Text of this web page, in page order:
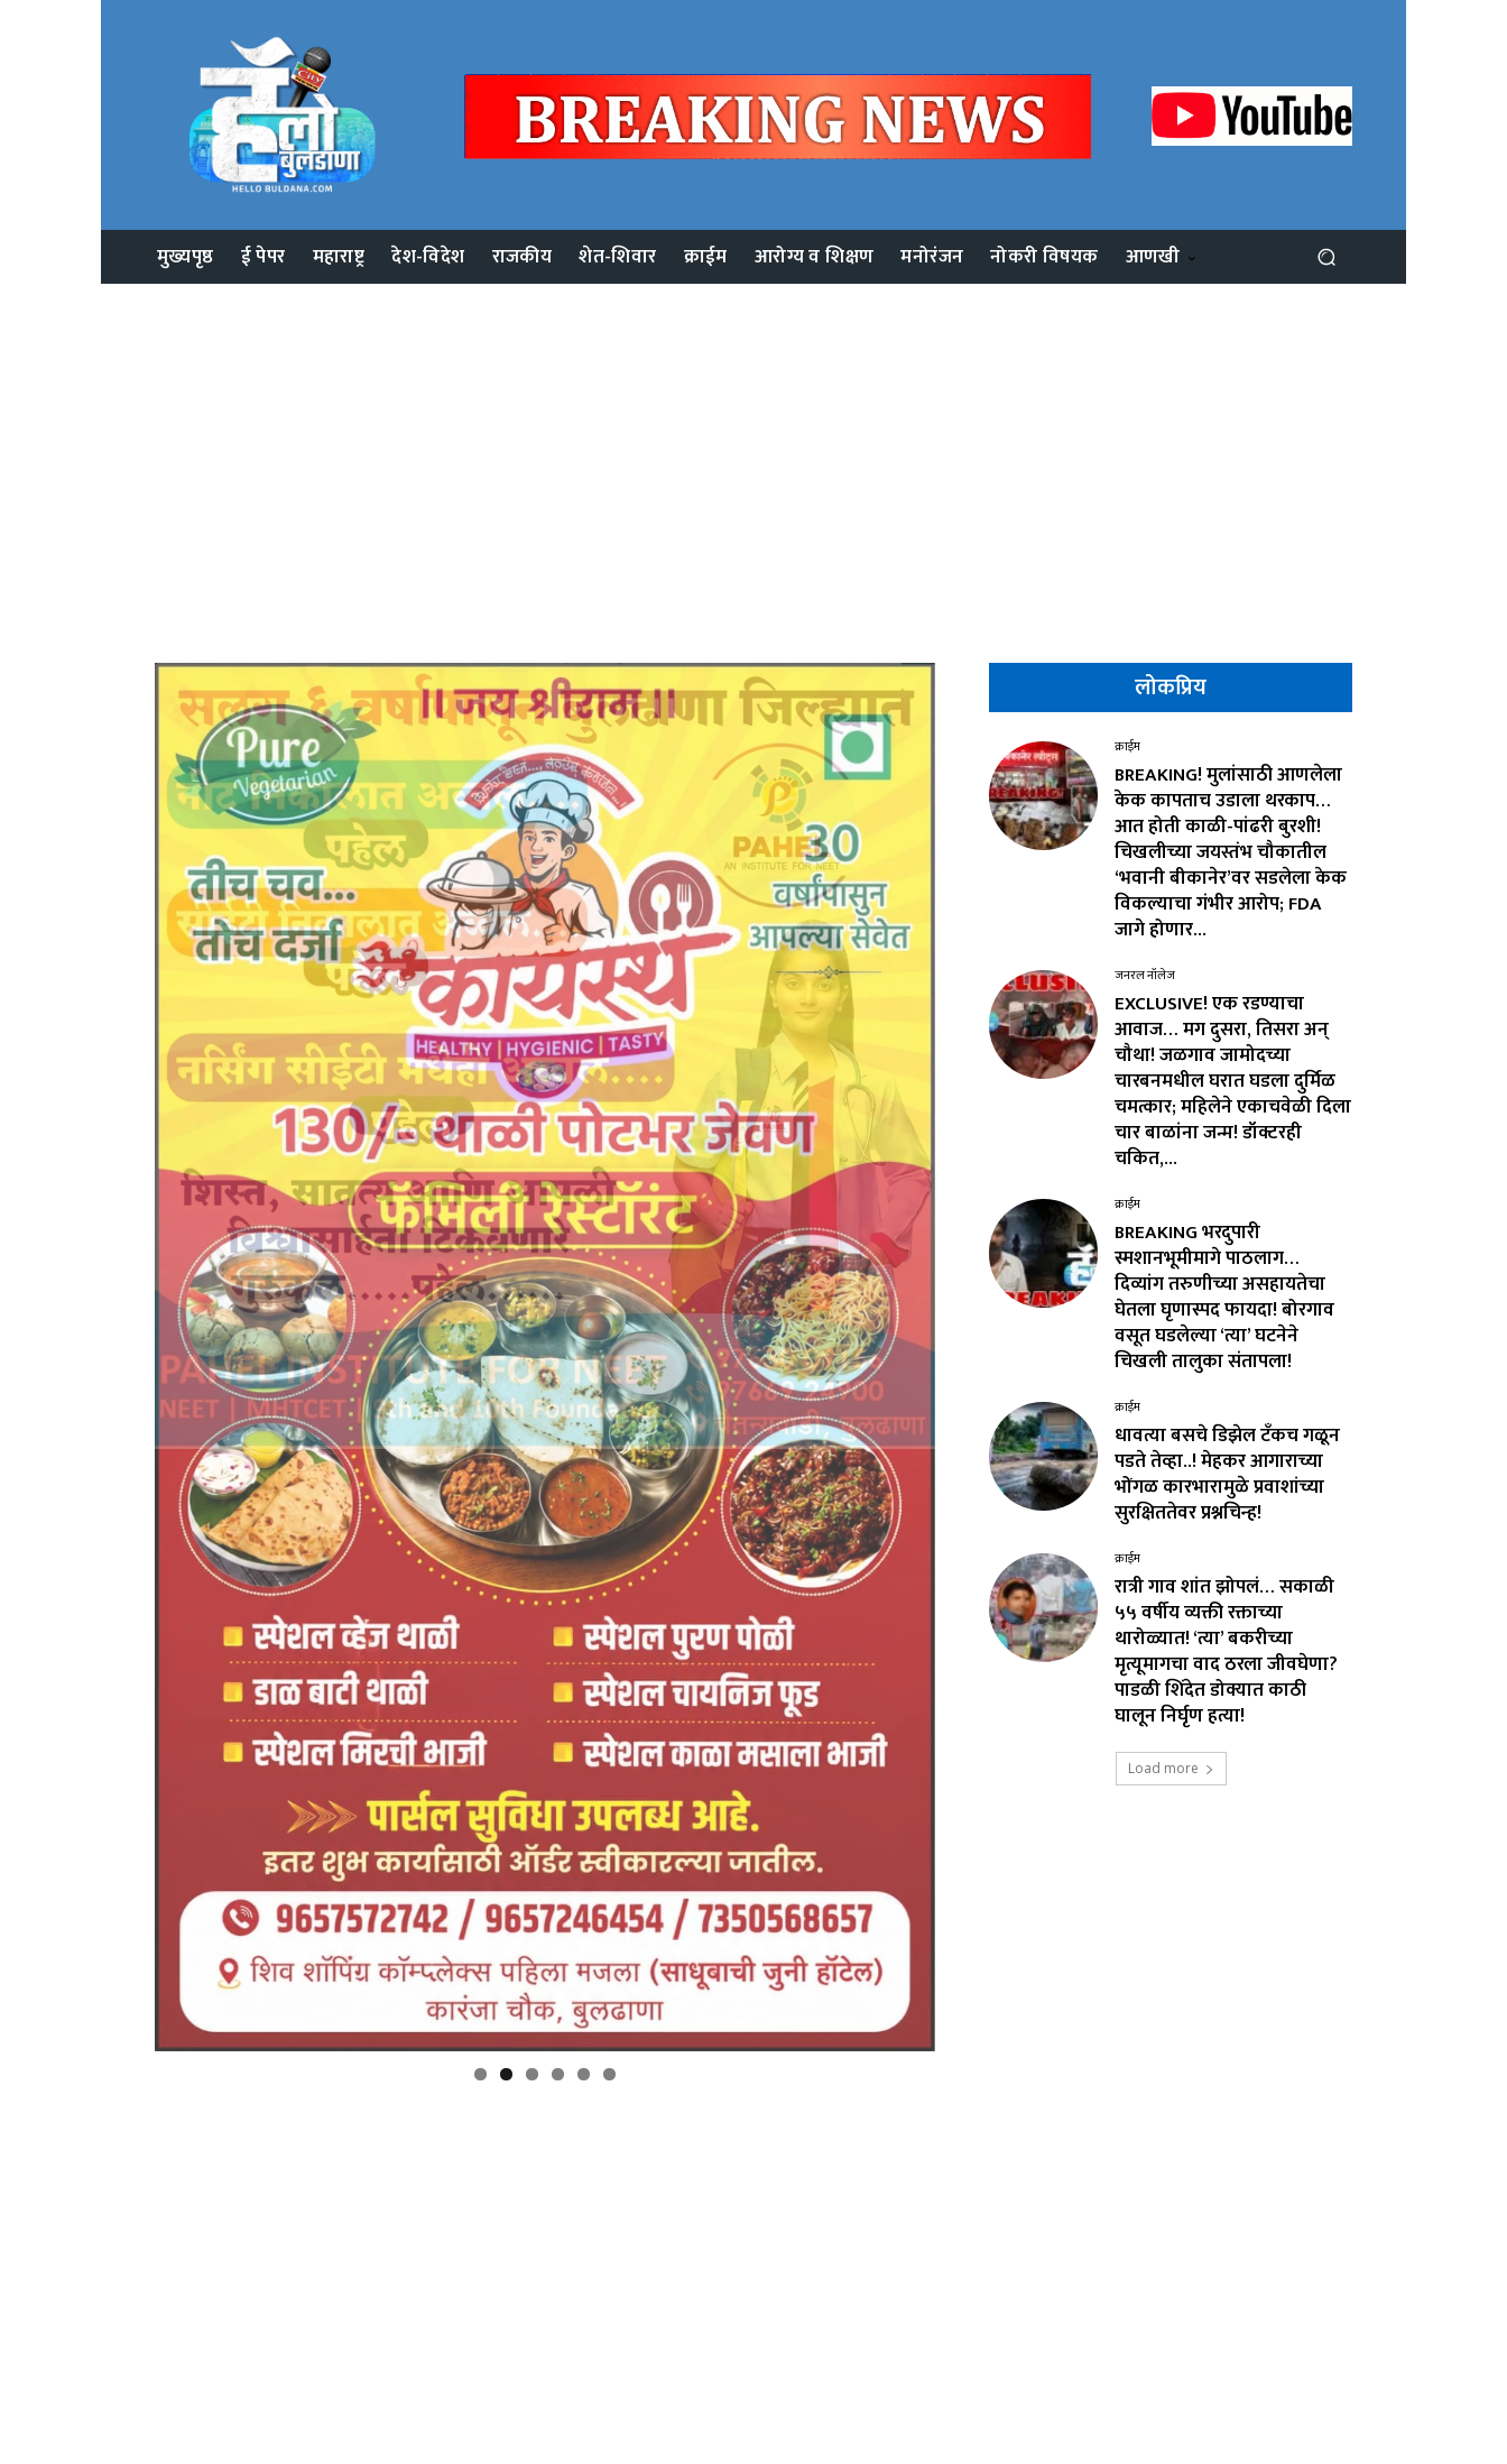
मुख्यपृष्ठ ई पेपर महाराष्ट्र देश-विदेश राजकीय शेत-शिवार क्राईम आरोग्य व शिक्षण मनोरंजन नोकरी विषयक आणखी
लोकप्रिय
क्राईम
BREAKING! मुलांसाठी आणलेला
केक कापताच उडाला थरकाप…
आत होती काळी-पांढरी बुरशी!
चिखलीच्या जयस्तंभ चौकातील
‘भवानी बीकानेर’वर सडलेला केक
विकल्याचा गंभीर आरोप; FDA
जागे होणार...
जनरल नॉलेज
EXCLUSIVE! एक रडण्याचा
आवाज… मग दुसरा, तिसरा अन्
चौथा! जळगाव जामोदच्या
चारबनमधील घरात घडला दुर्मिळ
चमत्कार; महिलेने एकाचवेळी दिला
चार बाळांना जन्म! डॉक्टरही
चकित,...
क्राईम
BREAKING भरदुपारी
स्मशानभूमीमागे पाठलाग…
दिव्यांग तरुणीच्या असहायतेचा
घेतला घृणास्पद फायदा! बोरगाव
वसूत घडलेल्या ‘त्या’ घटनेने
चिखली तालुका संतापला!
क्राईम
धावत्या बसचे डिझेल टँकच गळून
पडते तेव्हा..! मेहकर आगाराच्या
भोंगळ कारभारामुळे प्रवाशांच्या
सुरक्षिततेवर प्रश्नचिन्ह!
क्राईम
रात्री गाव शांत झोपलं… सकाळी
५५ वर्षीय व्यक्ती रक्ताच्या
थारोळ्यात! ‘त्या’ बकरीच्या
मृत्यूमागचा वाद ठरला जीवघेणा?
पाडळी शिंदेत डोक्यात काठी
घालून निर्घृण हत्या!
Load more